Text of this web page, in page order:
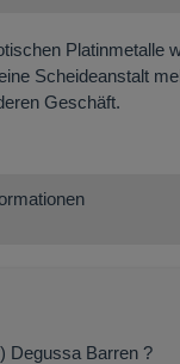
Platinmetalle
Scheideanstalt
Geschäft.
Degussa Barren ?